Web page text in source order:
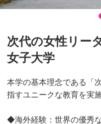
次代の女性リー
女子大学
本学の基本理念である「
指すユニークな教育を実
◆海外経験：世界の優秀